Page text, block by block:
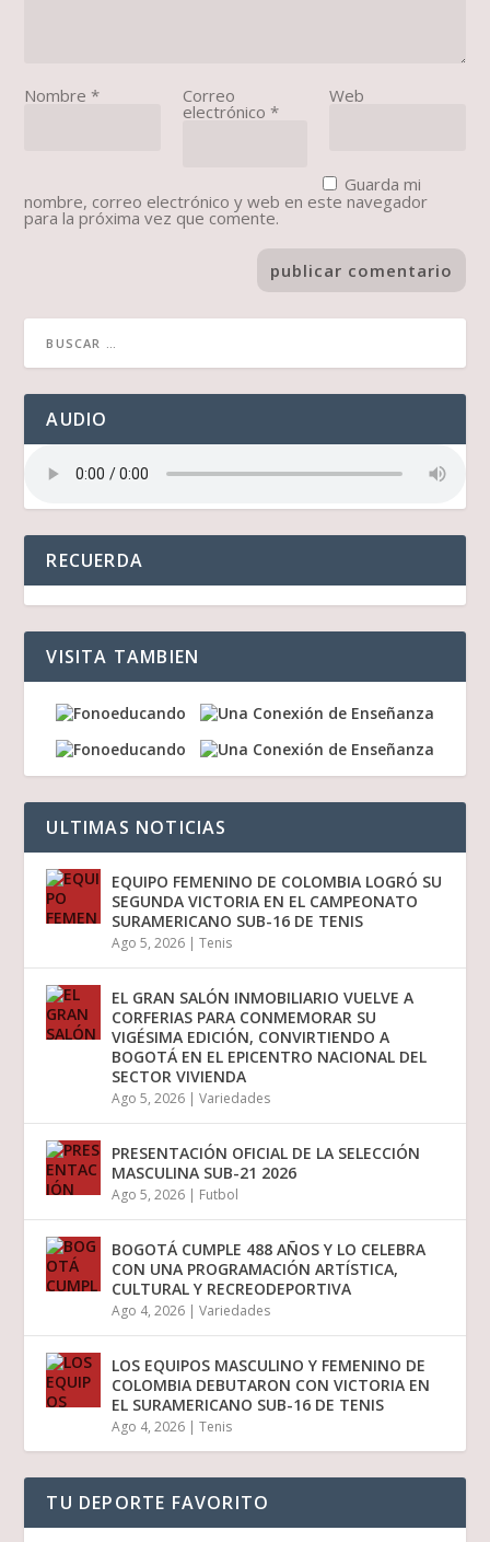
Nombre* Correo
electrónico *
Web
Guarda mi
nombre, correo electrónico y web en este navegador
para la próxima vez que comente.
AUDIO
RECUERDA
VISITA TAMBIEN
ULTIMAS NOTICIAS
EQUIPO FEMENINO DE COLOMBIA LOGRÓ SU
SEGUNDA VICTORIA EN EL CAMPEONATO
SURAMERICANO SUB-16 DE TENIS
Ago 5, 2026 |Tenis
EL GRAN SALÓN INMOBILIARIO VUELVE A
CORFERIAS PARA CONMEMORAR SU
VIGÉSIMA EDICIÓN, CONVIRTIENDO A
BOGOTÁ EN EL EPICENTRO NACIONAL DEL
SECTOR VIVIENDA
Ago 5, 2026 |Variedades
PRESENTACIÓN OFICIAL DE LA SELECCIÓN
MASCULINA SUB-21 2026
Ago 5, 2026 | Futbol
BOGOTÁ CUMPLE 488 AÑOS Y LO CELEBRA
CON UNA PROGRAMACIÓN ARTÍSTICA,
CULTURAL Y RECREODEPORTIVA
Ago 4, 2026 |Variedades
LOS EQUIPOS MASCULINO Y FEMENINO DE
COLOMBIA DEBUTARON CON VICTORIA EN
EL SURAMERICANO SUB-16 DE TENIS
Ago 4, 2026 |Tenis
TU DEPORTE FAVORITO